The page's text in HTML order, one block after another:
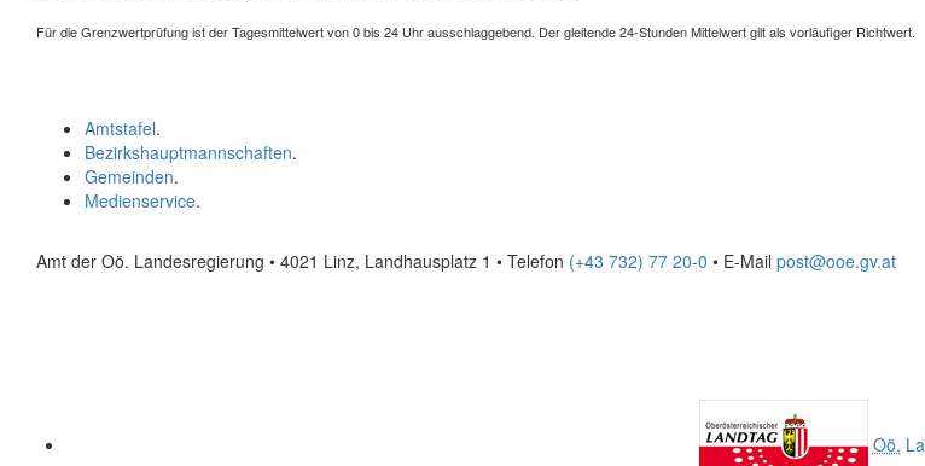
Für die Grenzwertprüfung ist der Tagesmittelwert von 0 bis 24 Uhr ausschlaggebend. Der gleitende 24-Stunden Mittelwert gilt als vorläufiger Richtwert.
Amtstafel.
Bezirkshauptmannschaften.
Gemeinden.
Medienservice.
Amt der Oö. Landesregierung • 4021 Linz, Landhausplatz 1 • Telefon (+43 732) 77 20-0 • E-Mail post@ooe.gv.at
Oö.